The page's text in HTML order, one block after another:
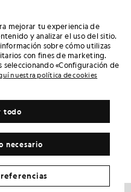
de «180 » con
REGÍSTRATE
look
diseñadas para realzar tu
DE DESCUENTO
mejorar tu experiencia de
y analizar el uso del sitio.
sobre cómo utilizas
con fines de marketing.
«Configuración de
nuestra política de cookies
necesario
todo